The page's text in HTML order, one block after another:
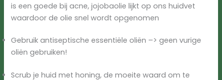
is een goede bij acne, jojobaolie lijkt op ons huidvet
waardoor de olie snel wordt opgenomen
Gebruik antiseptische essentiële oliën –> geen vurige
oliën gebruiken!
Scrub je huid met honing, de moeite waard om te